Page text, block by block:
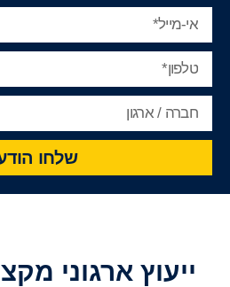
שלחו
ייעוץ ארגוני